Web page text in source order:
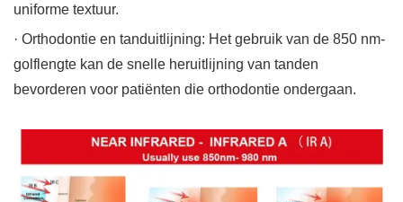
uniforme textuur.
· Orthodontie en tanduitlijning: Het gebruik van de 850 nm-
golflengte kan de snelle heruitlijning van tanden
bevorderen voor patiënten die orthodontie ondergaan.